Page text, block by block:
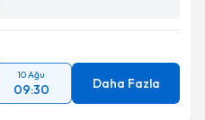
10 Ağu
09:30 Daha Fazla